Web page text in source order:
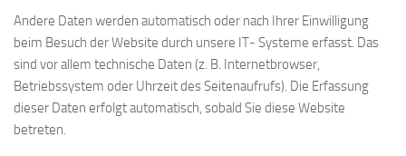
Andere Daten werden automatisch oder nach Ihrer Einwilligung
beim Besuch der Website durch unsere IT- Systeme erfasst. Das
sind vor allem technische Daten (z. B. Internetbrowser,
Betriebssystem oder Uhrzeit des Seitenaufrufs). Die Erfassung
dieser Daten erfolgt automatisch, sobald Sie diese Website
betreten.